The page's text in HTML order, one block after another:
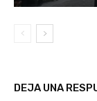
DEJA UNA